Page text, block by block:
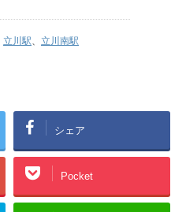
立川駅、 立川南駅
シェア
Pocket